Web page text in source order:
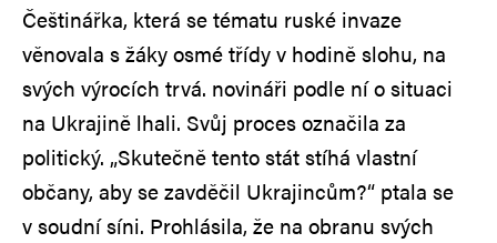
Češtinářka, která se tématu ruské invaze
věnovala s žáky osmé třídy v hodině slohu, na
svých výrocích trvá. novináři podle ní o situaci
na Ukrajině lhali. Svůj proces označila za
politický. „Skutečně tento stát stíhá vlastní
občany, aby se zavděčil Ukrajincům?“ ptala se
v soudní síni. Prohlásila, že na obranu svých